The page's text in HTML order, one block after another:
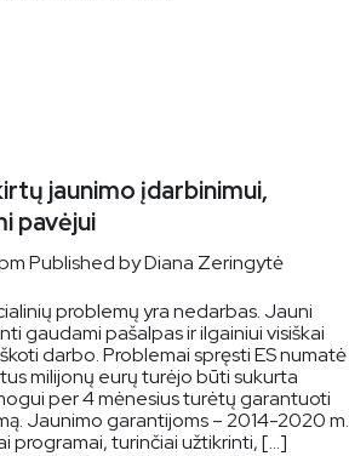
jaunimo įdarbinimui,
pavėjui
Published byDiana Zeringytė
problemų yra nedarbas. Jauni
gaudami pašalpas ir ilgainiui visiškai
darbo. Problemai spręsti ES numatė
milijonų eurų turėjo būti sukurta
per 4 mėnesius turėtų garantuoti
Jaunimo garantijoms – 2014-2020 m.
programai, turinčiai užtikrinti, […]